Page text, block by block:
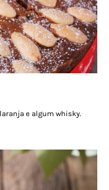
e algum whisky.